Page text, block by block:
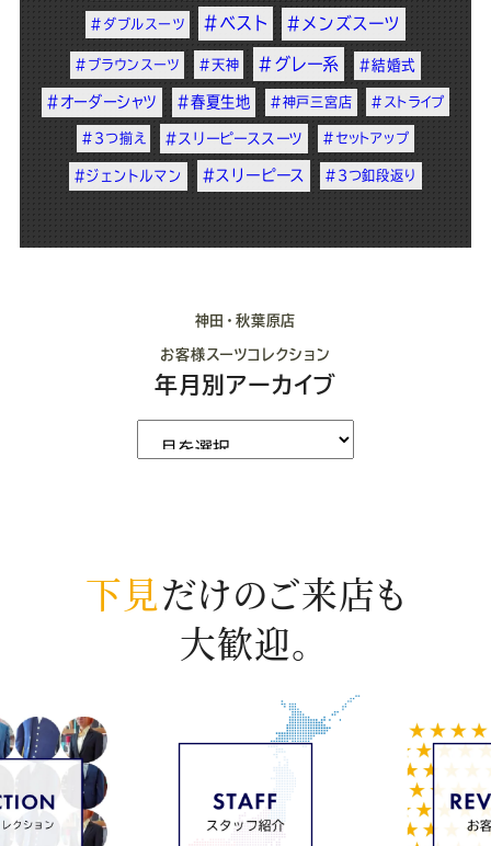
#ダブルスーツ #ベスト #メンズスーツ
#ブラウンスーツ #天神 #グレー系 #結婚式
#オーダーシャツ #春夏生地 #神戸三宮店 #ストライプ
#3つ揃え #スリーピーススーツ #セットアップ
#ジェントルマン #スリーピース #3つ釦段返り
神田・秋葉原店
お客様スーツコレクション
年月別アーカイブ
下見だけのご来店も
大歓迎。